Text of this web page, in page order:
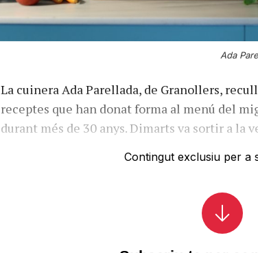
Ada
La cuinera Ada Parellada, de Granollers,
receptes que han donat forma al menú del
durant més de 30 anys. Dimarts va sortir a la
Contingut exclusiu per a